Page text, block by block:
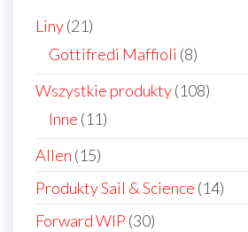
Liny 2121
products
Gottifredi Maffioli 88
Wszystkie produkty 108108
Inne 1111
Allen 1515
products
Produkty Sail & Science 1414
Forward WIP 3030